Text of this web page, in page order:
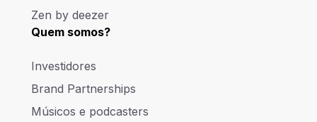
Zen by deezer
Quem somos?
Investidores
Brand Partnerships
Músicos e podcasters